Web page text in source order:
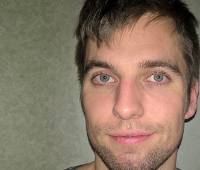
ÅBO AKADEMI FIRAR ETT FULLT SEKEL